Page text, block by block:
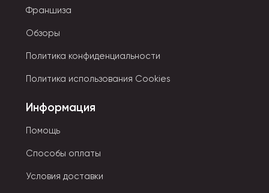
Франшиза
Обзоры
Политика конфиденциальности
Политика использования Cookies
Информация
Помощь
Способы оплаты
Условия доставки